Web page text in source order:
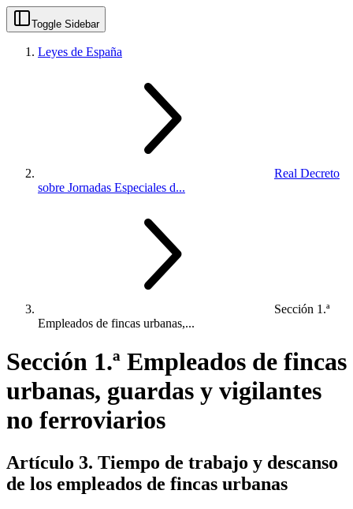
Toggle Sidebar
Leyes de España
Real Decreto
sobre Jornadas Especiales d...
Sección 1.ª
Empleados de fincas urbanas,...
Sección 1.ª Empleados de fincas
urbanas, guardas y vigilantes
no ferroviarios
Artículo 3. Tiempo de trabajo y descanso
de los empleados de fincas urbanas